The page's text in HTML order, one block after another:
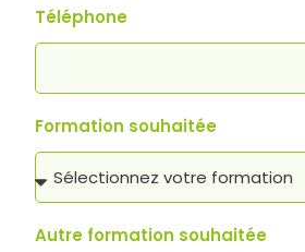
Téléphone
Formation souhaitée
Autre formation souhaitée